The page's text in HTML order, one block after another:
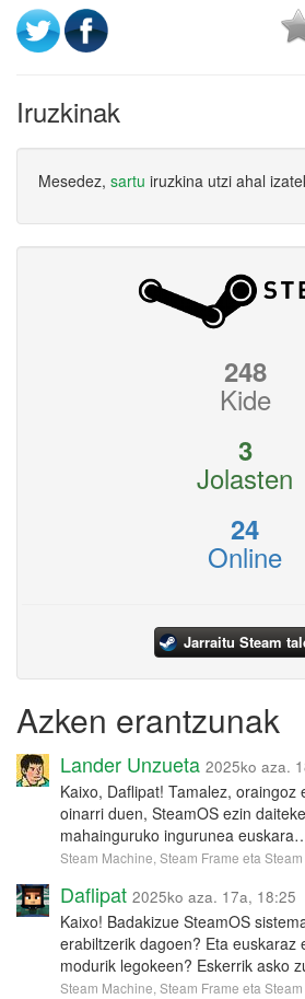
Iruzkinak
Mesedez, sartu iruzkina utzi ahal
248
Kide
3
Jolasten
24
Online
Jarraitu Steam
Azken erantzunak
Lander Unzueta 2025ko aza.
Kaixo, Daflipat! Tamalez, oraingoz
oinarri duen, SteamOS ezin
mahainguruko ingurunea
Steam Machine, Steam Frame eta
Daflipat 2025ko aza. 17a, 18:25
Kaixo! Badakizue SteamOS
erabiltzerik dagoen? Eta euskaraz
modurik legokeen? Eskerrik asko
Steam Machine, Steam Frame eta